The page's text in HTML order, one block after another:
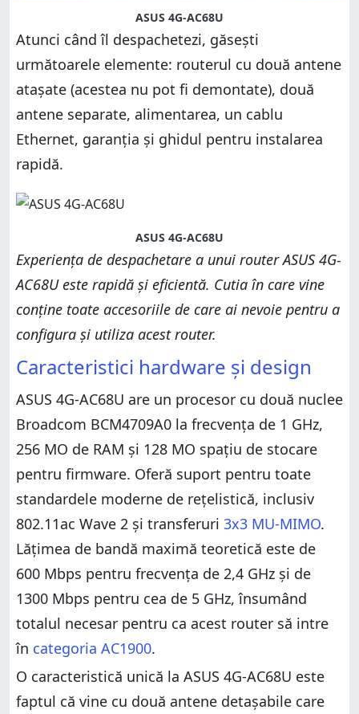
ASUS 4G-AC68U
Atunci când îl despachetezi, găsești
următoarele elemente: routerul cu două antene
atașate (acestea nu pot fi demontate), două
antene separate, alimentarea, un cablu
Ethernet, garanția și ghidul pentru instalarea
rapidă.
ASUS 4G-AC68U
Experiența de despachetare a unui router ASUS 4G-
AC68U este rapidă și eficientă. Cutia în care vine
conține toate accesoriile de care ai nevoie pentru a
configura și utiliza acest router.
Caracteristici hardware și design
ASUS 4G-AC68U are un procesor cu două nuclee
Broadcom BCM4709A0 la frecvența de 1 GHz,
256 MO de RAM și 128 MO spațiu de stocare
pentru firmware. Oferă suport pentru toate
standardele moderne de rețelistică, inclusiv
802.11ac Wave 2 și transferuri 3x3 MU-MIMO.
Lățimea de bandă maximă teoretică este de
600 Mbps pentru frecvența de 2,4 GHz și de
1300 Mbps pentru cea de 5 GHz, însumând
totalul necesar pentru ca acest router să intre
în categoria AC1900.
O caracteristică unică la ASUS 4G-AC68U este
faptul că vine cu două antene detașabile care